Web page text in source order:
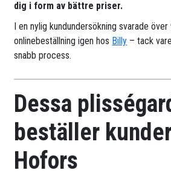
dig i form av bättre priser.
I en nylig kundundersökning svarade
onlinebeställning igen hos Billy – tack
snabb process.
Dessa
beställer
Hofors